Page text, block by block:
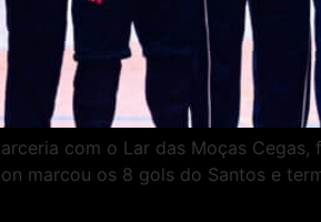
com o Lar das Moças
marcou os 8 gols do Santos e